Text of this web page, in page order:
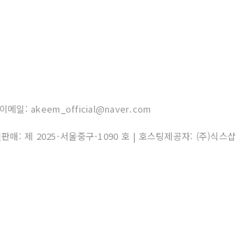
메일: akeem_official@naver.com
매: 제 2025-서울중구-1090 호 | 호스팅제공자: (주)식스샵